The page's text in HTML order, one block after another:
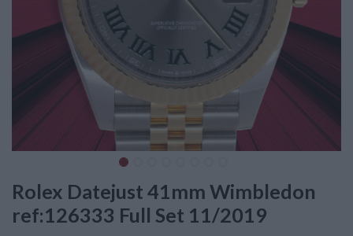
Rolex Datejust 41mm Wimbledon
ref:126333 Full Set 11/2019